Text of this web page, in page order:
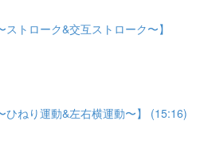
ストローク&交互ストローク〜】
ひねり運動&左右横運動〜】 (15:16)